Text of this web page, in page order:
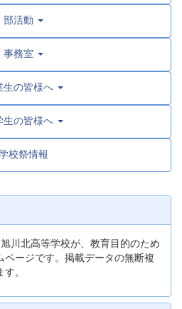
部活動
事務室
生の皆様へ
生の皆様へ
校祭情報
川北高等学校が、教育目的のため
ージです。掲載データの無断複
。